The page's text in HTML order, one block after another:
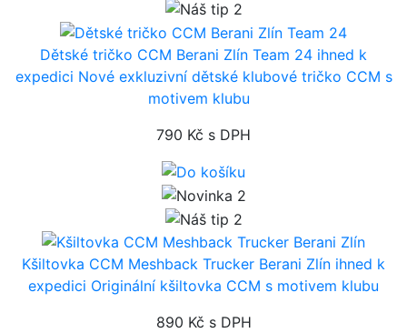
Dětské tričko CCM Berani Zlín Team 24 ihned k
expedici Nové exkluzivní dětské klubové tričko CCM s
motivem klubu
790 Kč s DPH
Kšiltovka CCM Meshback Trucker Berani Zlín ihned k
expedici Originální kšiltovka CCM s motivem klubu
890 Kč s DPH